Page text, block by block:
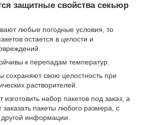
защитные свойства секьюр
любые погодные условия, то
остается в целости и
к перепадам температур.
сохраняют свою целостность при
растворителей.
набор пакетов под заказ, а
пакеты любого размера, с
информации.